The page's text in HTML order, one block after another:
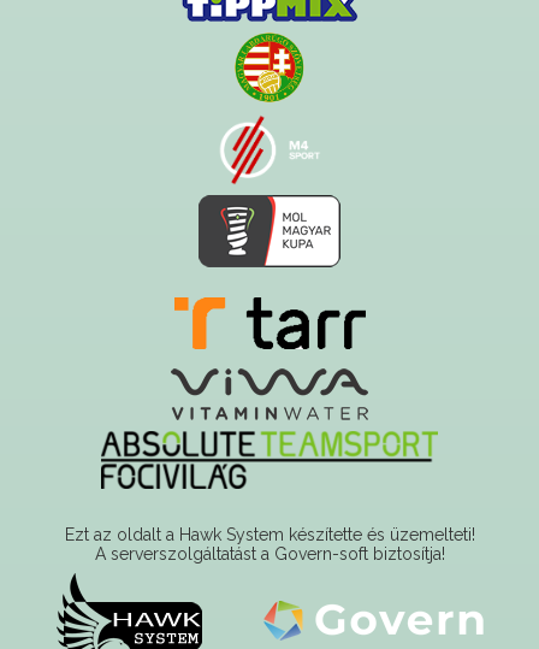
Ezt az oldalt a Hawk System készítette és üzemelteti!